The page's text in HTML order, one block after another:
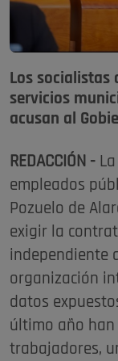
Los socialistas
servicios
acusan al
REDACCIÓN -
empleados
Pozuelo de
exigir la
independiente
organización
datos
último año han
trabajadores,